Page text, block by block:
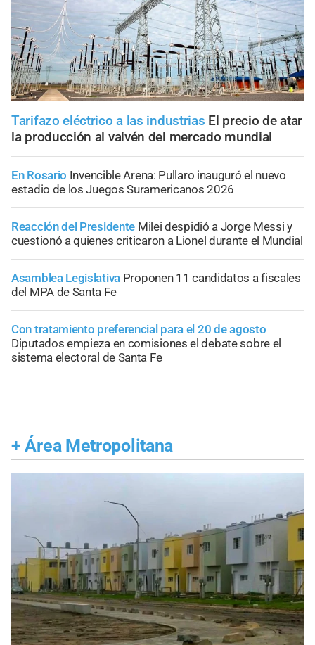
Tarifazo eléctrico a las industrias El precio de atar
la producción al vaivén del mercado mundial
En Rosario Invencible Arena: Pullaro inauguró el nuevo
estadio de los Juegos Suramericanos 2026
Reacción del Presidente Milei despidió a Jorge Messi y
cuestionó a quienes criticaron a Lionel durante el Mundial
Asamblea Legislativa Proponen 11 candidatos a fiscales
del MPA de Santa Fe
Con tratamiento preferencial para el 20 de agosto
Diputados empieza en comisiones el debate sobre el
sistema electoral de Santa Fe
+ Área Metropolitana